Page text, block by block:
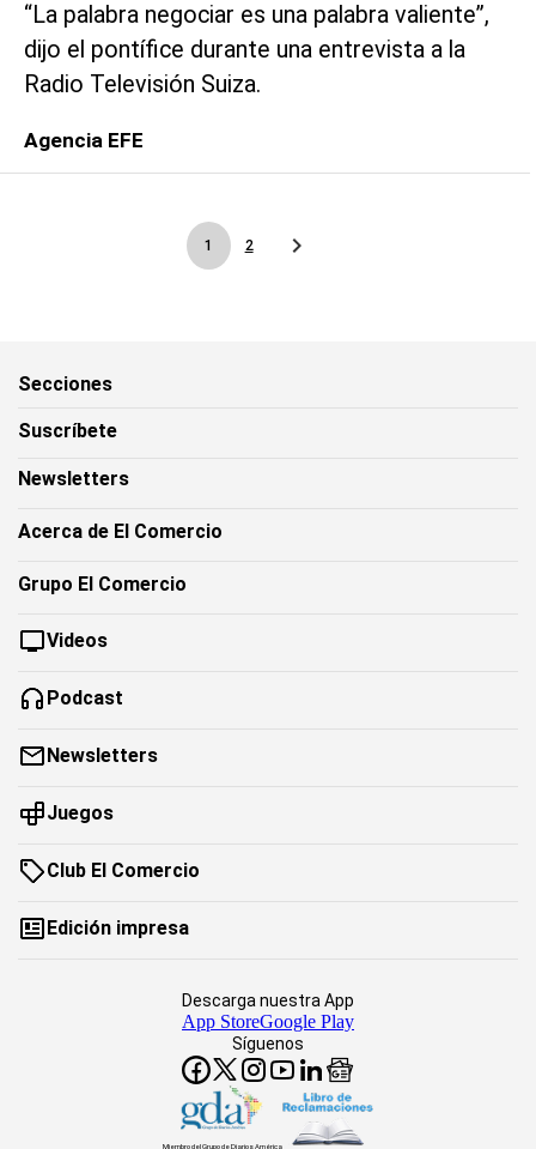
“La palabra negociar es una palabra valiente”,
dijo el pontífice durante una entrevista a la
Radio Televisión Suiza.
Agencia EFE
1 2
Secciones
Suscríbete
Newsletters
Acerca de El Comercio
Grupo El Comercio
Videos
Podcast
Newsletters
Juegos
Club El Comercio
Edición impresa
Síguenos
Descarga nuestra App
App StoreGoogle Play
Miembro del Grupo de Diarios América